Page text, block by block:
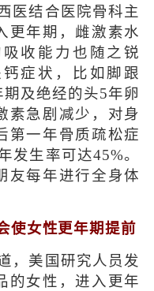
医结合医院骨科主
更年期，雌激素水
收能力也随之锐
症状，比如脚跟
及绝经的头5年卵
素急剧减少，对身
第一年骨质疏松症
发生率可达45%。
友每年进行全身体
使女性更年期提前
，美国研究人员发
的女性，进入更年